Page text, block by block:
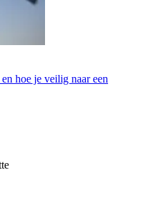
hoe je veilig naar een